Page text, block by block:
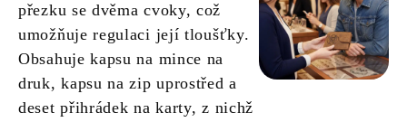
přezku se dvěma cvoky, což
umožňuje regulaci její tloušťky.
Obsahuje kapsu na mince na
druk, kapsu na zip uprostřed a
deset přihrádek na karty, z nichž